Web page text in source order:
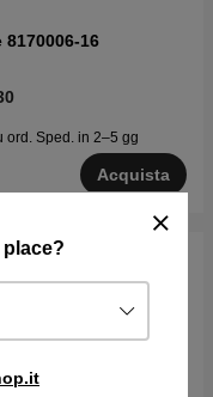
8170006-16
ord. Sped. in 2–5 gg
Acquista